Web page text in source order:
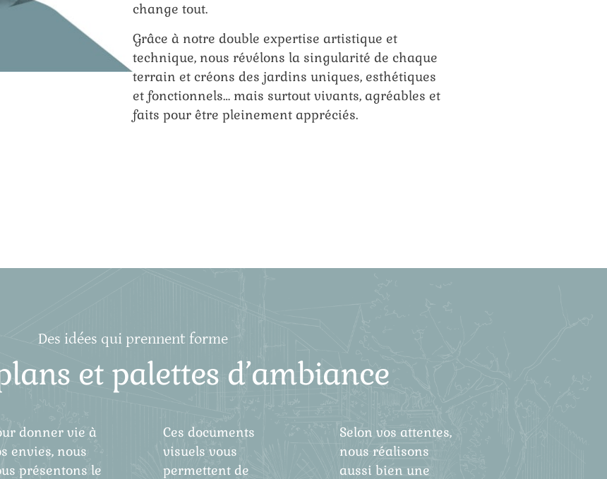
change tout.
Grâce à notre double expertise artistique et
technique, nous révélons la singularité de chaque
terrain et créons des jardins uniques, esthétiques
et fonctionnels… mais surtout vivants, agréables et
faits pour être pleinement appréciés.
Des idées qui prennent forme
et palettes d’ambiance
donner vie à
envies, nous
présentons le
Ces documents
visuels vous
permettent de
Selon vos attentes,
nous réalisons
aussi bien une